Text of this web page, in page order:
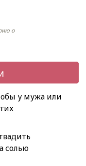
о
у мужа или
солью